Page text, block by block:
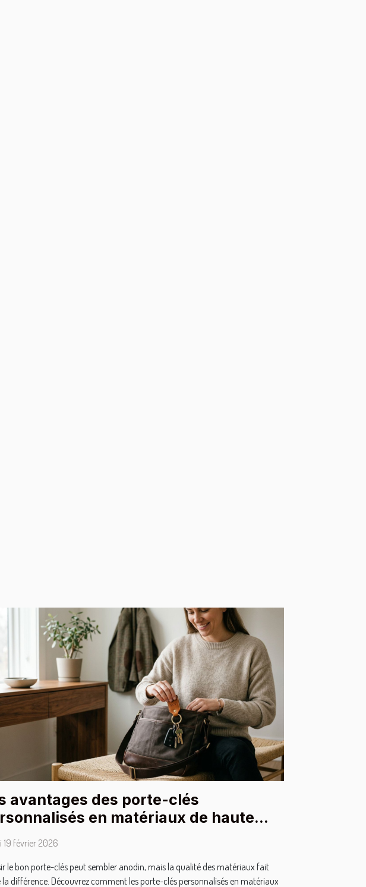
avantages des porte-clés
en matériaux de haute
19 février 2026
le bon porte-clés peut sembler anodin, mais la qualité des matériaux fait
différence. Découvrez comment les porte-clés personnalisés en matériaux